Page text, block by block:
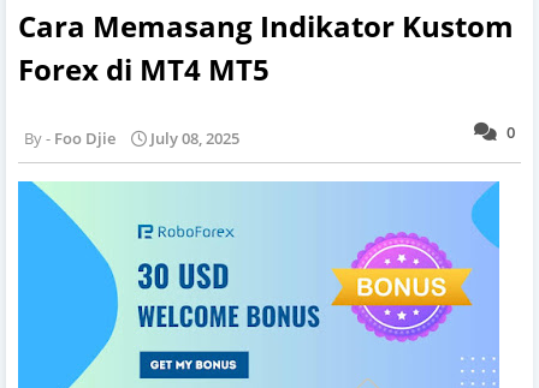
Cara Memasang Indikator Kustom
Forex di MT4 MT5
0
Foo Djie July 08, 2025